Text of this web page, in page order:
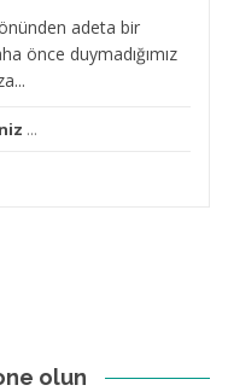
adeta bir
önce duymadığımız
...
olun